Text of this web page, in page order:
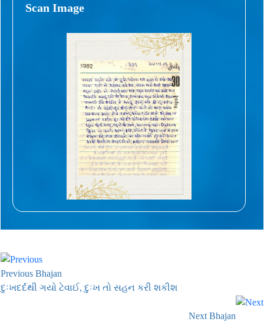
Scan Image
Previous Bhajan
દુઃખદર્દથી ગયો ટેવાઈ, દુઃખ તો સહન કરી શકીશ
Next Bhajan